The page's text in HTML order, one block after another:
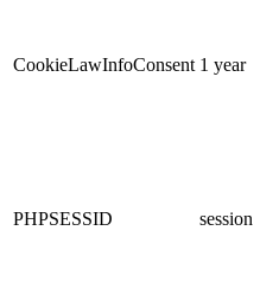
CookieLawInfoConsent 1 year
PHPSESSID session